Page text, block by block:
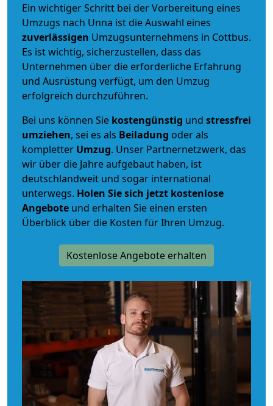
Ein wichtiger Schritt bei der Vorbereitung eines
Umzugs nach Unna ist die Auswahl eines
zuverlässigen Umzugsunternehmens in Cottbus.
Es ist wichtig, sicherzustellen, dass das
Unternehmen über die erforderliche Erfahrung
und Ausrüstung verfügt, um den Umzug
erfolgreich durchzuführen.
Bei uns können Sie kostengünstig und stressfrei
umziehen, sei es als Beiladung oder als
kompletter Umzug. Unser Partnernetzwerk, das
wir über die Jahre aufgebaut haben, ist
deutschlandweit und sogar international
unterwegs. Holen Sie sich jetzt kostenlose
Angebote und erhalten Sie einen ersten
Überblick über die Kosten für Ihren Umzug.
Kostenlose Angebote erhalten